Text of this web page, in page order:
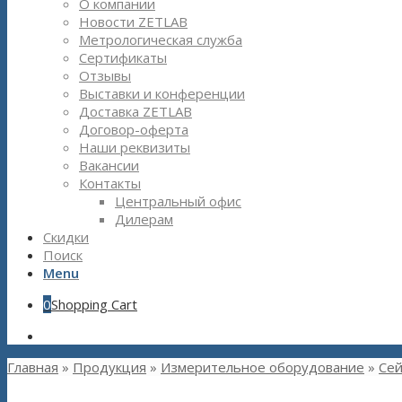
О компании
Новости ZETLAB
Метрологическая служба
Сертификаты
Отзывы
Выставки и конференции
Доставка ZETLAB
Договор-оферта
Наши реквизиты
Вакансии
Контакты
Центральный офис
Дилерам
Скидки
Поиск
Menu
0Shopping Cart
Главная » Продукция » Измерительное оборудование »